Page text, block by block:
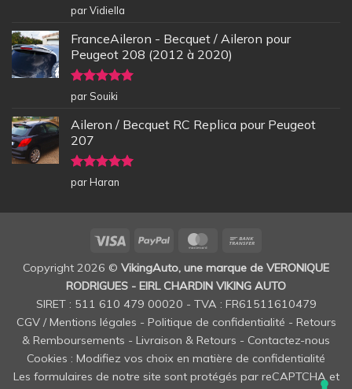
Note5sur
5
par Vidiella
FranceAileron - Becquet / Aileron pour
Peugeot 208 (2012 à 2020)
Note5sur
5
par Souiki
Aileron / Becquet RC Replica pour Peugeot
207
Note5sur
5
par Haran
Visa PayPal MasterCard
Copyright 2026 © VikingAuto, une marque de VERONIQUE
RODRIGUES - EIRL CHARDIN VIKING AUTO
SIRET : 511 610 479 00020 - TVA : FR61511610479
CGV / Mentions légales - Politique de confidentialité - Retours
& Remboursements - Livraison & Retours - Contactez-nous
Cookies : Modifiez vos choix en matière de confidentialité
Les formulaires de notre site sont protégés par reCAPTCHA et